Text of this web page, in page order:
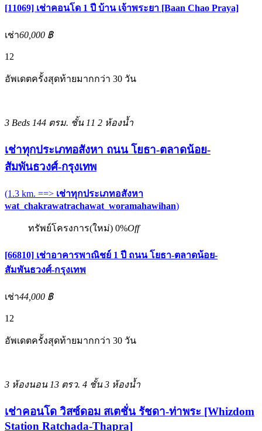
[11069] เช่าคอนโด 1 ปี บ้าน เจ้าพระยา [Baan Chao Praya]
เช่า60,000 ฿
12
อัพเดตครั้งสุดท้ายมากกว่า 30 วัน
3 Beds 144 ตรม. ชั้น 11 2 ห้องน้ำ
เช่าทุกประเภทอสังหา ถนน โยธา-ตลาดน้อย-
สัมพันธวงศ์-กรุงเทพ
(1.3 km. ==> เช่าทุกประเภทอสังหา
wat_chakrawatrachawat_woramahawihan)
ทรัพย์โครงการ(ใหม่) 0%Off
[66810] เช่าอาคารพาณิชย์ 1 ปี ถนน โยธา-ตลาดน้อย-
สัมพันธวงศ์-กรุงเทพ
เช่า44,000 ฿
12
อัพเดตครั้งสุดท้ายมากกว่า 30 วัน
3 ห้องนอน 13 ตรว. 4 ชั้น 3 ห้องน้ำ
เช่าคอนโด วิสซ์ดอม สเตชั่น รัชดา-ท่าพระ [Whizdom
Station Ratchada-Thapra]